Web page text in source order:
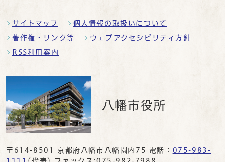
サイトマップ 個人情報の取扱いについて
著作権・リンク等 ウェブアクセシビリティ方針
RSS利用案内
八幡市役所
〒614-8501 京都府八幡市八幡園内75 電話： 075-983-